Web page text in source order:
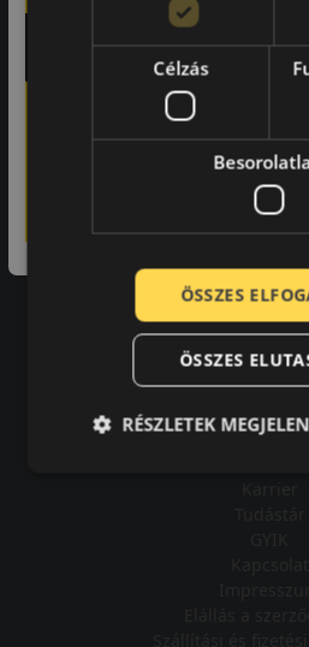
Laca
A bolt
Minden
Adatvédelmi
Célzás
ÖSSZES
ÖSSZES
RÉSZLETEK